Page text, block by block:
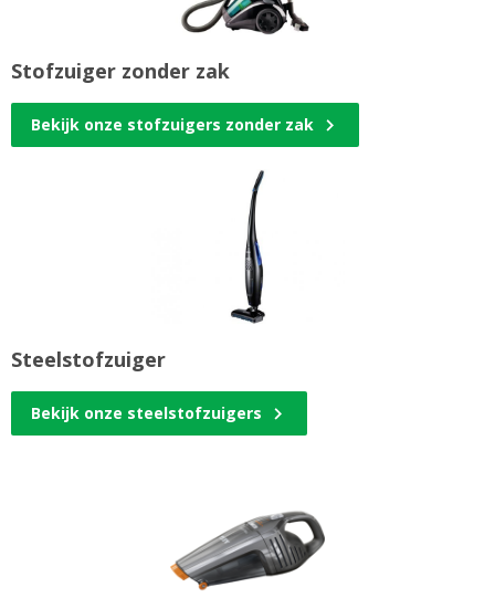
Stofzuiger zonder zak
Bekijk onze stofzuigers zonder zak
Steelstofzuiger
Bekijk onze steelstofzuigers